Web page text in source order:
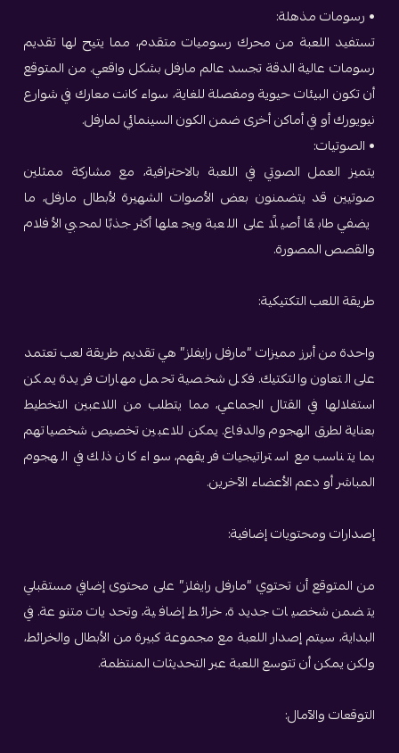
• رسومات مذهلة:
تستفيد اللعبة من محرك رسوميات متقدم، مما يتيح لها تقديم
رسومات عالية الدقة تجسد عالم مارفل بشكل واقعي. من المتوقع
أن تكون البيئات حيوية ومفصلة للغاية، سواء كانت معارك في شوارع
نيويورك أو في أماكن أخرى ضمن الكون السينمائي لمارفل.
• الصوتيات:
يتميز العمل الصوتي في اللعبة بالاحترافية، مع مشاركة ممثلين
صوتيين قد يتضمنون بعض الأصوات الشهيرة لأبطال مارفل، ما
يضفي طابعًا أصيلًا على اللعبة ويجعلها أكثر جذبًا لمحبي الأفلام
والقصص المصورة.
طريقة اللعب التكتيكية:
واحدة من أبرز مميزات “مارفل رايفلز” هي تقديم طريقة لعب تعتمد
على التعاون والتكتيك. فكل شخصية تحمل مهارات فريدة يمكن
استغلالها في القتال الجماعي، مما يتطلب من اللاعبين التخطيط
بعناية لطرق الهجوم والدفاع. يمكن للاعبين تخصيص شخصياتهم
بما يتناسب مع استراتيجيات فريقهم، سواء كان ذلك في الهجوم
المباشر أو دعم الأعضاء الآخرين.
إصدارات ومحتويات إضافية:
من المتوقع أن تحتوي “مارفل رايفلز” على محتوى إضافي مستقبلي
يتضمن شخصيات جديدة، خرائط إضافية، وتحديات متنوعة. في
البداية، سيتم إصدار اللعبة مع مجموعة كبيرة من الأبطال والخرائط،
ولكن يمكن أن تتوسع اللعبة عبر التحديثات المنتظمة.
التوقعات والآمال: